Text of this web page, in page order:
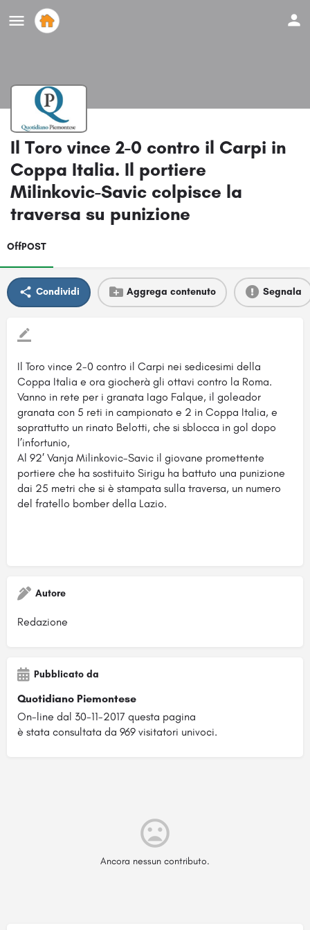
Il Toro vince 2-0 contro il Carpi in
Coppa Italia. Il portiere
Milinkovic-Savic colpisce la
traversa su punizione
OffPOST
Condividi Aggrega contenuto Segnala
Il Toro vince 2-0 contro il Carpi nei sedicesimi della
Coppa Italia e ora giocherà gli ottavi contro la Roma.
Vanno in rete per i granata Iago Falque, il goleador
granata con 5 reti in campionato e 2 in Coppa Italia, e
soprattutto un rinato Belotti, che si sblocca in gol dopo
l’infortunio,
Al 92′ Vanja Milinkovic-Savic il giovane promettente
portiere che ha sostituito Sirigu ha battuto una punizione
dai 25 metri che si è stampata sulla traversa, un numero
del fratello bomber della Lazio.
Autore
Redazione
Pubblicato da
Quotidiano Piemontese
On-line dal 30-11-2017 questa pagina
è stata consultata da 969 visitatori univoci.
Ancora nessun contributo.